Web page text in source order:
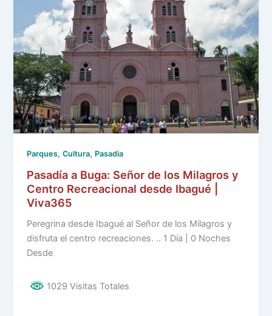
Parques,Cultura, Pasadia
Pasadía a Buga: Señor de los Milagros y
Centro Recreacional desde Ibagué |
Viva365
Peregrina desde Ibagué al Señor de los Milagros y
disfruta el centro recreaciones. .. 1 Día | 0 Noches
Desde
1029 Visitas Totales